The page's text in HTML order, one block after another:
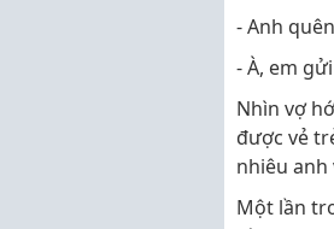
- Anh
- À, em
Nhìn vợ
được vẻ
nhiêu anh
Một lần